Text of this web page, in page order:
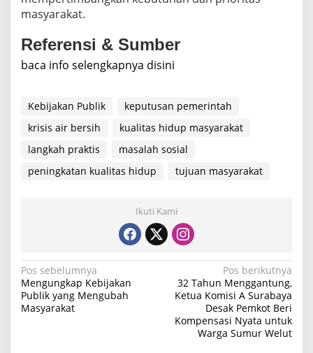
masyarakat.
Referensi & Sumber
baca info selengkapnya disini
Kebijakan Publik
keputusan pemerintah
krisis air bersih
kualitas hidup masyarakat
langkah praktis
masalah sosial
peningkatan kualitas hidup
tujuan masyarakat
Ikuti Kami
N
a
v
Pos sebelumnya
Mengungkap Kebijakan
Publik yang Mengubah
Masyarakat
Pos berikutnya
32 Tahun Menggantung,
Ketua Komisi A Surabaya
Desak Pemkot Beri
Kompensasi Nyata untuk
Warga Sumur Welut